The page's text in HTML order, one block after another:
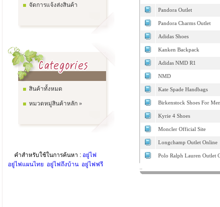
จัดการแจ้งส่งสินค้า
สินค้าทั้งหมด
หมวดหมู่สินค้าหลัก »
คำสำหรับใช้ในการค้นหา : อยู่ไฟ
อยู่ไฟแผนไทย อยู่ไฟถึงบ้าน อยู่ไฟฟรี
Pandora Outlet
Pandora Charms Outlet
Adidas Shoes
Kanken Backpack
Adidas NMD R1
NMD
Kate Spade Handbags
Birkenstock Shoes For
Kyrie 4 Shoes
Moncler Official Site
Longchamp Outlet Online
Polo Ralph Lauren Outlet
..